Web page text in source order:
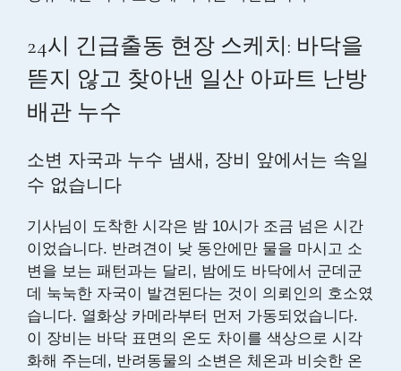
24시 긴급출동 현장 스케치: 바닥을
뜯지 않고 찾아낸 일산 아파트 난방
배관 누수
소변 자국과 누수 냄새, 장비 앞에서는 속일
수 없습니다
기사님이 도착한 시각은 밤 10시가 조금 넘은 시간
이었습니다. 반려견이 낮 동안에만 물을 마시고 소
변을 보는 패턴과는 달리, 밤에도 바닥에서 군데군
데 눅눅한 자국이 발견된다는 것이 의뢰인의 호소였
습니다. 열화상 카메라부터 먼저 가동되었습니다.
이 장비는 바닥 표면의 온도 차이를 색상으로 시각
화해 주는데, 반려동물의 소변은 체온과 비슷한 온